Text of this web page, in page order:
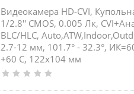
Видеокамера HD-CVI,
1/2.8'' CMOS, 0.005 Лк,
BLC/HLC,
2.7-12 мм, 101.7° - 32.3°,
+60 С, 122x104 мм